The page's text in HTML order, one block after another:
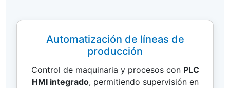
Automatización de líneas de
producción
Control de maquinaria y procesos con PLC
HMI integrado, permitiendo supervisión en